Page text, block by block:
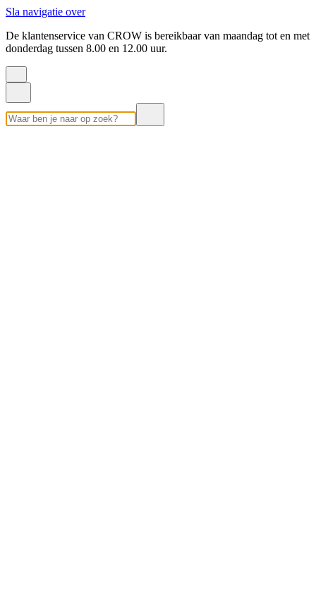
Sla navigatie over
De klantenservice van CROW is bereikbaar van maandag tot en met
donderdag tussen 8.00 en 12.00 uur.